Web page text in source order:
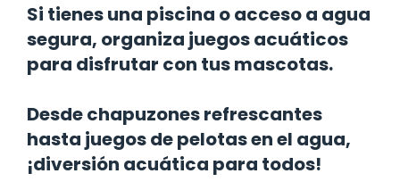
Si tienes una piscina o acceso a agua
segura, organiza juegos acuáticos
para disfrutar con tus mascotas.
Desde chapuzones refrescantes
hasta juegos de pelotas en el agua,
¡diversión acuática para todos!